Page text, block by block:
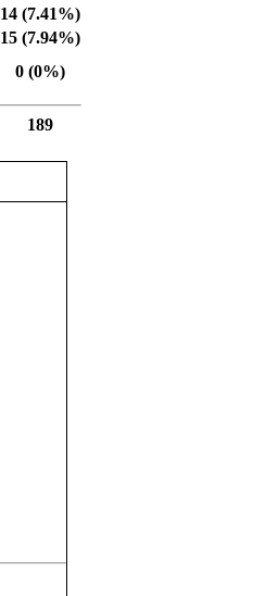
14 (7.41%)
15 (7.94%)
0 (0%)
189